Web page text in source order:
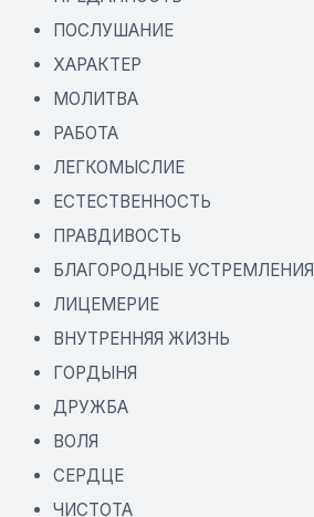
ПОСЛУШАНИЕ
ХАРАКТЕР
МОЛИТВА
РАБОТА
ЛЕГКОМЫСЛИЕ
ЕСТЕСТВЕННОСТЬ
ПРАВДИВОСТЬ
БЛАГОРОДНЫЕ УСТРЕМЛЕНИЯ
ЛИЦЕМЕРИЕ
ВНУТРЕННЯЯ ЖИЗНЬ
ГОРДЫНЯ
ДРУЖБА
ВОЛЯ
СЕРДЦЕ
ЧИСТОТА